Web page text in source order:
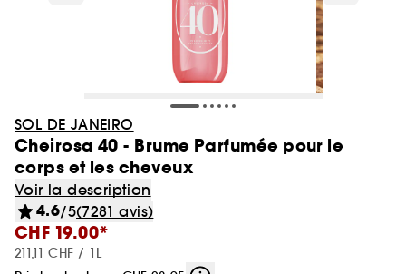
SOL DE JANEIRO
Cheirosa 40 - Brume Parfumée pour le
corps et les cheveux
Voir la description
4.6/5(7281 avis)
CHF 19.00*
211,11 CHF / 1L